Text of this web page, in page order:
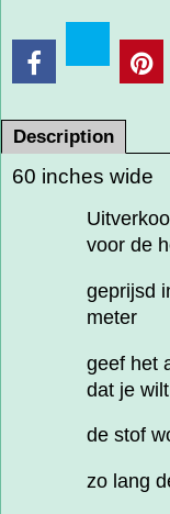
Description
60 inches wide
voor de
geprijsd
meter
geef het
dat je
de stof
zo lang